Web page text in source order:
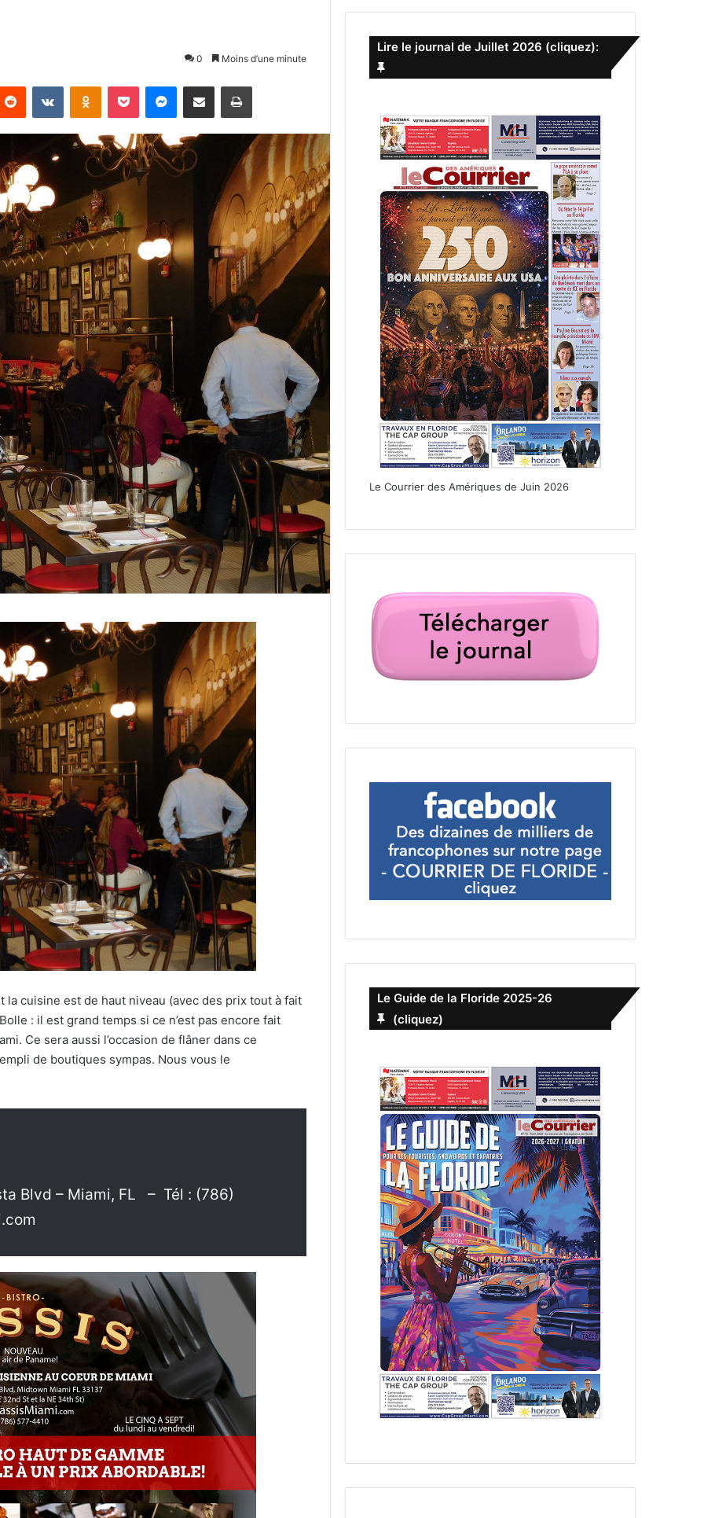
0 Moins d’une minute
cuisine est de haut niveau (avec des prix tout à fait
: il est grand temps si ce n’est pas encore fait
Ce sera aussi l’occasion de flâner dans ce
de boutiques sympas. Nous vous le
Blvd – Miami, FL – Tél : (786)
c
h
:
Lire le journal de Juillet 2026 (cliquez):
Le Courrier des Amériques de Juin 2026
Le Guide de la Floride 2025-26
(cliquez)